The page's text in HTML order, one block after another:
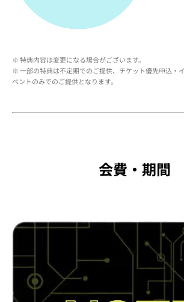
※ 特典内容は変更になる場合がございます。
※ 一部の特典は不定期でのご提供、チケット優先申込・
ベントのみでのご提供となります。
会費・期間